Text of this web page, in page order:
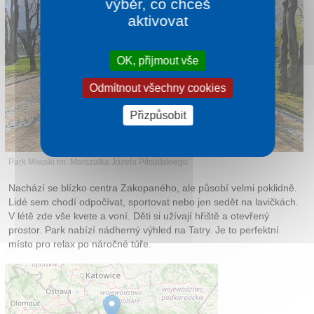
Park Miejski im. Marszałka Józefa Piłsudskiego
Nachází se blízko centra Zakopaného, ale působí velmi poklidně.
Lidé sem chodí odpočívat, sportovat nebo jen sedět na lavičkách.
V létě zde vše kvete a voní. Děti si užívají hřiště a otevřený
prostor. Park nabízí nádherný výhled na Tatry. Je to perfektní
místo pro relax po náročné túře.
výběr, co chceš
aktivovat
OK, přijmout vše
Odmítnout všechny cookies
Přizpůsobit